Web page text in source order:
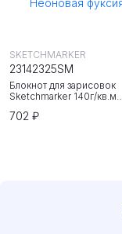
702 ₽
Блокнот для зарисовок
Sketchmarker 140г/кв.м
Неоновая фуксия
SKETCHMARKER
23142325SM